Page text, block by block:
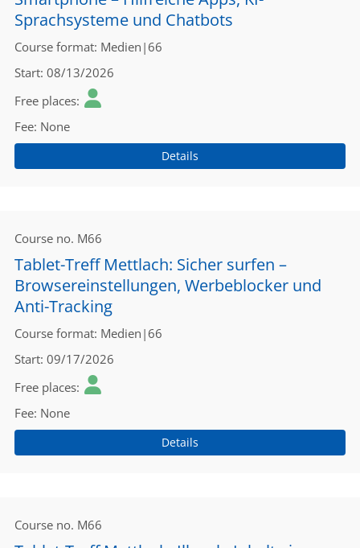
Sprachsysteme und Chatbots
Course format Medien|66
Start 08/13/2026
Free places
Fee None
Details
Course no. M66
Tablet-Treff Mettlach: Sicher surfen –
Browsereinstellungen, Werbeblocker und
Anti-Tracking
Course format Medien|66
Start 09/17/2026
Free places
Fee None
Details
Course no. M66